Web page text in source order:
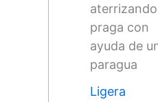
Ligera